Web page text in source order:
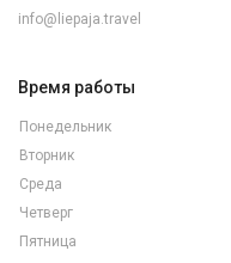
info@liepaja.travel
Время работы
Понедельник
Вторник
Среда
Четверг
Пятница